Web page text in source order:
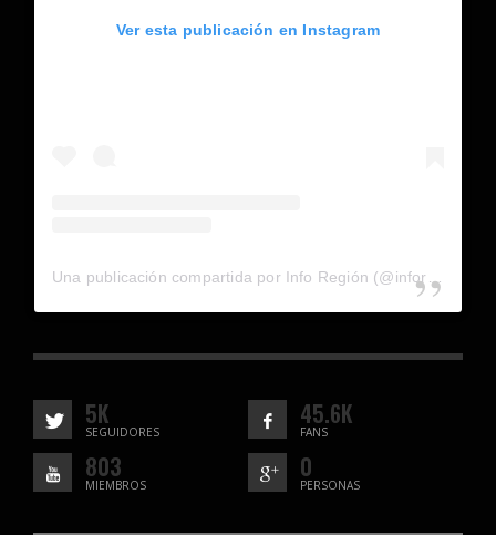
Ver esta publicación en Instagram
5K
SEGUIDORES
45.6K
FANS
803
MIEMBROS
0
PERSONAS